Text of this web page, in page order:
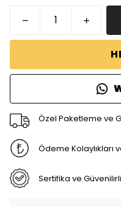
Özel Paketleme ve
Ödeme Kolaylıkları
Sertifika ve